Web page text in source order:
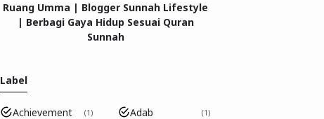
Ruang Umma | Blogger Sunnah Lifestyle
| Berbagi Gaya Hidup Sesuai Quran
Sunnah
Label
Achievement 1 Adab 1